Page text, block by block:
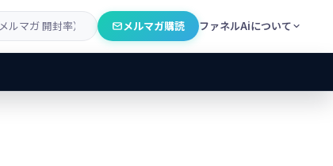
メルマガ購読 ファネルAiについて